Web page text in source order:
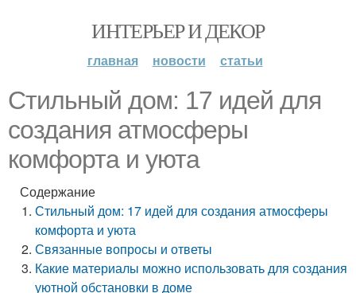
ИНТЕРЬЕР И ДЕКОР
главная новости статьи
Стильный дом: 17 идей для
создания атмосферы
комфорта и уюта
Содержание
Стильный дом: 17 идей для создания атмосферы
комфорта и уюта
Связанные вопросы и ответы
Какие материалы можно использовать для создания
уютной обстановки в доме